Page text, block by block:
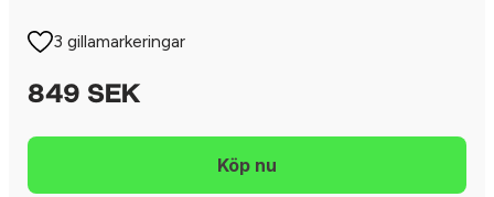
3 gillamarkeringar
849 SEK